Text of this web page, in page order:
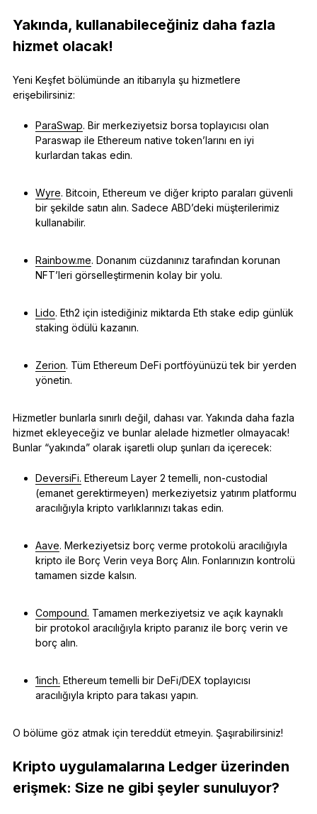
Yakında, kullanabileceğiniz daha fazla
hizmet olacak!
Yeni Keşfet bölümünde an itibarıyla şu hizmetlere
erişebilirsiniz:
ParaSwap. Bir merkeziyetsiz borsa toplayıcısı olan
Paraswap ile Ethereum native token’larını en iyi
kurlardan takas edin.
Wyre. Bitcoin, Ethereum ve diğer kripto paraları güvenli
bir şekilde satın alın. Sadece ABD’deki müşterilerimiz
kullanabilir.
Rainbow.me. Donanım cüzdanınız tarafından korunan
NFT’leri görselleştirmenin kolay bir yolu.
Lido. Eth2 için istediğiniz miktarda Eth stake edip günlük
staking ödülü kazanın.
Zerion. Tüm Ethereum DeFi portföyünüzü tek bir yerden
yönetin.
Hizmetler bunlarla sınırlı değil, dahası var. Yakında daha fazla
hizmet ekleyeceğiz ve bunlar alelade hizmetler olmayacak!
Bunlar “yakında” olarak işaretli olup şunları da içerecek:
DeversiFi. Ethereum Layer 2 temelli, non-custodial
(emanet gerektirmeyen) merkeziyetsiz yatırım platformu
aracılığıyla kripto varlıklarınızı takas edin.
Aave. Merkeziyetsiz borç verme protokolü aracılığıyla
kripto ile Borç Verin veya Borç Alın. Fonlarınızın kontrolü
tamamen sizde kalsın.
Compound. Tamamen merkeziyetsiz ve açık kaynaklı
bir protokol aracılığıyla kripto paranız ile borç verin ve
borç alın.
1inch. Ethereum temelli bir DeFi/DEX toplayıcısı
aracılığıyla kripto para takası yapın.
O bölüme göz atmak için tereddüt etmeyin. Şaşırabilirsiniz!
Kripto uygulamalarına Ledger üzerinden
erişmek: Size ne gibi şeyler sunuluyor?